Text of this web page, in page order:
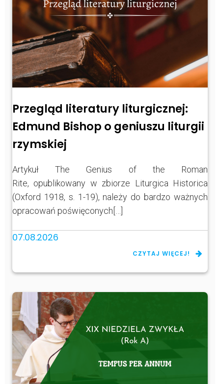
Przegląd literatury liturgicznej:
Edmund Bishop o geniuszu liturgii
rzymskiej
Artykuł The Genius of the Roman
Rite, opublikowany w zbiorze Liturgica Historica
(Oxford 1918, s. 1-19), należy do bardzo ważnych
opracowań poświęconych[…]
07.08.2026
CZYTAJ WIĘCEJ!